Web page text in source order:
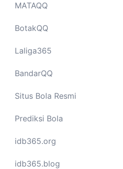
MATAQQ
BotakQQ
Laliga365
BandarQQ
Situs Bola Resmi
Prediksi Bola
idb365.org
idb365.blog